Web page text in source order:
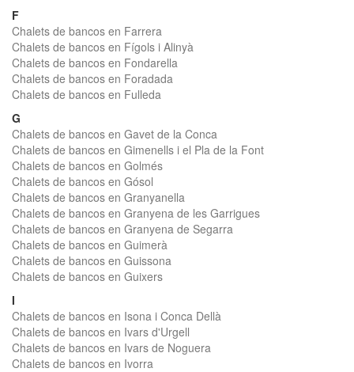
F
Chalets de bancos en Farrera
Chalets de bancos en Fígols i Alinyà
Chalets de bancos en Fondarella
Chalets de bancos en Foradada
Chalets de bancos en Fulleda
G
Chalets de bancos en Gavet de la Conca
Chalets de bancos en Gimenells i el Pla de la Font
Chalets de bancos en Golmés
Chalets de bancos en Gósol
Chalets de bancos en Granyanella
Chalets de bancos en Granyena de les Garrigues
Chalets de bancos en Granyena de Segarra
Chalets de bancos en Guimerà
Chalets de bancos en Guissona
Chalets de bancos en Guixers
I
Chalets de bancos en Isona i Conca Dellà
Chalets de bancos en Ivars d'Urgell
Chalets de bancos en Ivars de Noguera
Chalets de bancos en Ivorra